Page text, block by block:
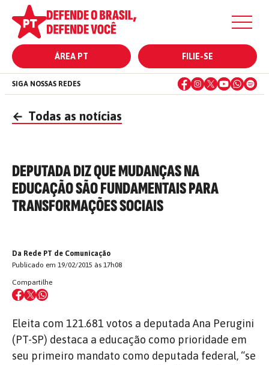
ÁREA PT FILIE-SE
SIGA NOSSAS REDES
← Todas as notícias
DEPUTADA DIZ QUE MUDANÇAS NA
EDUCAÇÃO SÃO FUNDAMENTAIS PARA
TRANSFORMAÇÕES SOCIAIS
Da Rede PT de Comunicação
Publicado em 19/02/2015 às 17h08
Compartilhe
Eleita com 121.681 votos a deputada Ana Perugini
(PT-SP) destaca a educação como prioridade em
seu primeiro mandato como deputada federal, “se